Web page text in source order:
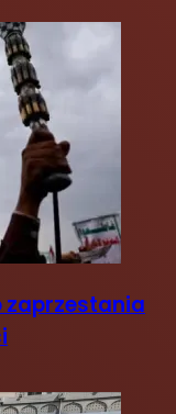
zaprzestania